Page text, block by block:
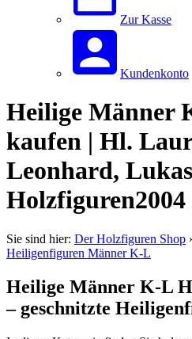
Zur Kasse
Kundenkonto
Heilige Männer
kaufen | Hl.
Leonhard,
Holzfiguren2004
Sie sind hier: Der Holzfiguren Shop
Heiligenfiguren Männer K-L
Heilige Männer K-L
– geschnitzte